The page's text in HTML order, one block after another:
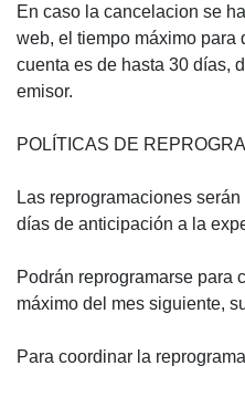
En caso la cancelacion se
web, el tiempo máximo para
cuenta es de hasta 30 días,
emisor.
POLÍTICAS DE
Las reprogramaciones
días de anticipación a la
Podrán reprogramarse para
máximo del mes siguiente,
Para coordinar la